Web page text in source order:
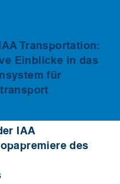
Transportation:
Einblicke in das
für
IAA
des